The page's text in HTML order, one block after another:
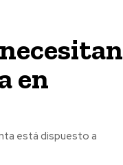
en
está dispuesto a